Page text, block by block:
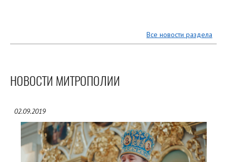
Все новости раздела
НОВОСТИ МИТРОПОЛИИ
02.09.2019